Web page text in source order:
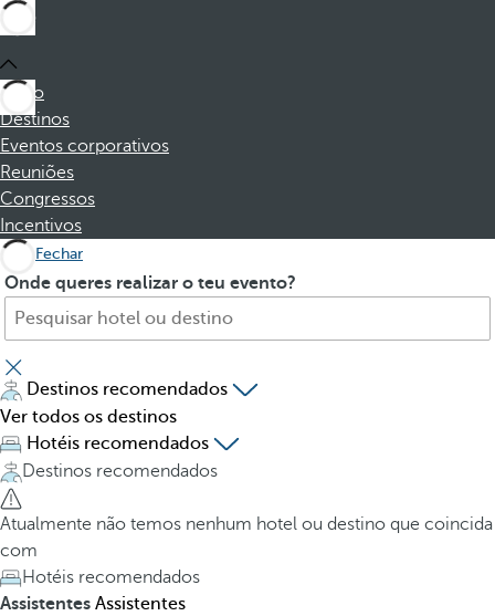
Início
Destinos
Eventos corporativos
Reuniões
Congressos
Incentivos
Fechar
Onde queres realizar o teu evento?
P
o
c
u
r
e
h
o
t
e
l
,
P
e
s
s
i
n
g
t
h
e
d
o
Destinos recomendados
Ver todos os destinos
Hotéis recomendados
Destinos recomendados
Atualmente não temos nenhum hotel ou destino que coincida
com
Hotéis recomendados
Assistentes Assistentes